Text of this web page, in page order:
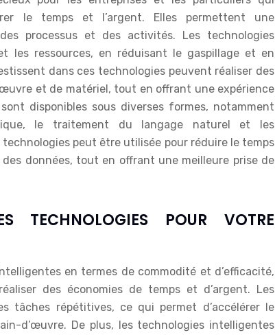
le temps et l’argent. Elles permettent une
processus et des activités. Les technologies
les ressources, en réduisant le gaspillage et en
dans ces technologies peuvent réaliser des
et de matériel, tout en offrant une expérience
disponibles sous diverses formes, notamment
le traitement du langage naturel et les
peut être utilisée pour réduire le temps
données, tout en offrant une meilleure prise de
TECHNOLOGIES POUR VOTRE
en termes de commodité et d’efficacité,
des économies de temps et d’argent. Les
tâches répétitives, ce qui permet d’accélérer le
d’œuvre. De plus, les technologies intelligentes